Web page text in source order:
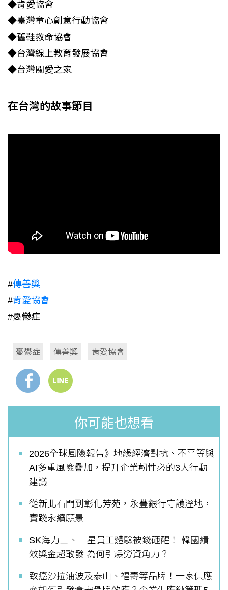
◆肯愛協會
◆臺灣童心創意行動協會
◆舊鞋救命協會
◆台灣線上教育發展協會
◆台灣關愛之家
在台灣的故事節目
#傳善獎
#肯愛協會
#憂鬱症
憂鬱症 傳善獎 肯愛協會
你可能也想看
2026全球風險報告》地緣經濟對抗、不平等與
AI多重風險疊加，提升企業韌性必的3大行動
建議
從新北石門到彰化芳苑，永豐銀行守護溼地，
實踐永續願景
SK海力士、三星員工體驗被錢砸醒！ 韓國績
效獎金超敢發 為何引爆勞資角力？
致癌沙拉油波及泰山、福壽等品牌！一家供應